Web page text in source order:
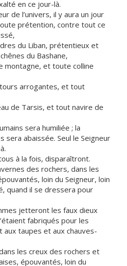
en ce jour-là.
de l’univers, il y aura un jour
prétention, contre tout ce
du Liban, prétentieux et
du Bashane,
montagne, et toute colline
arrogantes, et tout
de Tarsis, et tout navire de
sera humiliée ; la
sera abaissée. Seul le Seigneur
à la fois, disparaîtront.
des rochers, dans les
loin du Seigneur, loin
quand il se dressera pour
jetteront les faux dieux
fabriqués pour les
taupes et aux chauves-
les creux des rochers et
épouvantés, loin du